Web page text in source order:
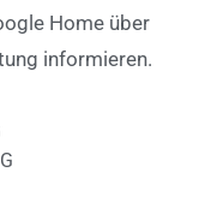
Home über
informieren.